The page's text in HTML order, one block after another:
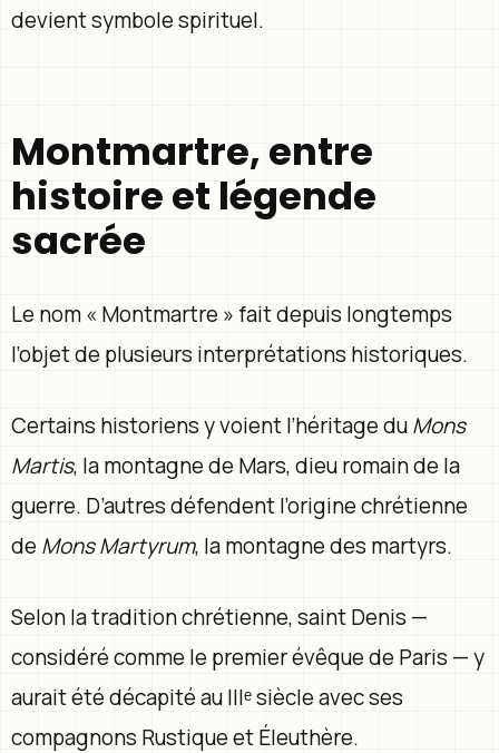
devient symbole spirituel.
Montmartre, entre
histoire et légende
sacrée
Le nom « Montmartre » fait depuis longtemps
l’objet de plusieurs interprétations historiques.
Certains historiens y voient l’héritage duMons
Martis, la montagne de Mars, dieu romain de la
guerre. D’autres défendent l’origine chrétienne
de Mons Martyrum, la montagne des martyrs.
Selon la tradition chrétienne, saint Denis —
considéré comme le premier évêque de Paris — y
aurait été décapité au IIIᵉ siècle avec ses
compagnons Rustique et Éleuthère.